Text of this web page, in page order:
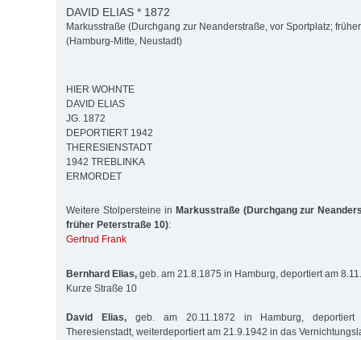
DAVID ELIAS * 1872
Markusstraße (Durchgang zur Neanderstraße, vor Sportplatz;
(Hamburg-Mitte, Neustadt)
HIER WOHNTE
DAVID ELIAS
JG. 1872
DEPORTIERT 1942
THERESIENSTADT
1942 TREBLINKA
ERMORDET
Weitere Stolpersteine in Markusstraße (Durchgang zur
früher Peterstraße 10):
Gertrud Frank
Bernhard Elias, geb. am 21.8.1875 in Hamburg, deportiert am
Kurze Straße 10
David Elias,geb. am 20.11.1872 in Hamburg, deportiert
Theresienstadt, weiterdeportiert am 21.9.1942 in das